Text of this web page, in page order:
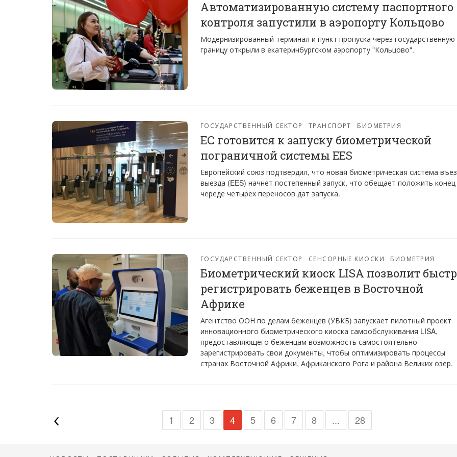
Автоматизированную систему паспортного
контроля запустили в аэропорту Кольцово
Модернизированный терминал и пункт пропуска через государственную
границу открыли в екатеринбургском аэропорту "Кольцово".
ГОСУДАРСТВЕННЫЙ СЕКТОР ТРАНСПОРТ БИОМЕТРИЯ
ЕС готовится к запуску биометрической
пограничной системы EES
Европейский союз подтвердил, что новая биометрическая система
выезда (EES) начнет постепенный запуск, что обещает положить конец
череде четырех переносов дат запуска.
ГОСУДАРСТВЕННЫЙ СЕКТОР СЕНСОРНЫЕ КИОСКИ БИОМЕТРИЯ
Биометрический киоск LISA позволит
регистрировать беженцев в Восточной
Африке
Агентство ООН по делам беженцев (УВКБ) запускает пилотный проект
инновационного биометрического киоска самообслуживания LISA,
предоставляющего беженцам возможность самостоятельно
зарегистрировать свои документы, чтобы оптимизировать процессы
странах Восточной Африки, Африканского Рога и района Великих озер.
1 2 3 4 5 6 7 8 ... 28